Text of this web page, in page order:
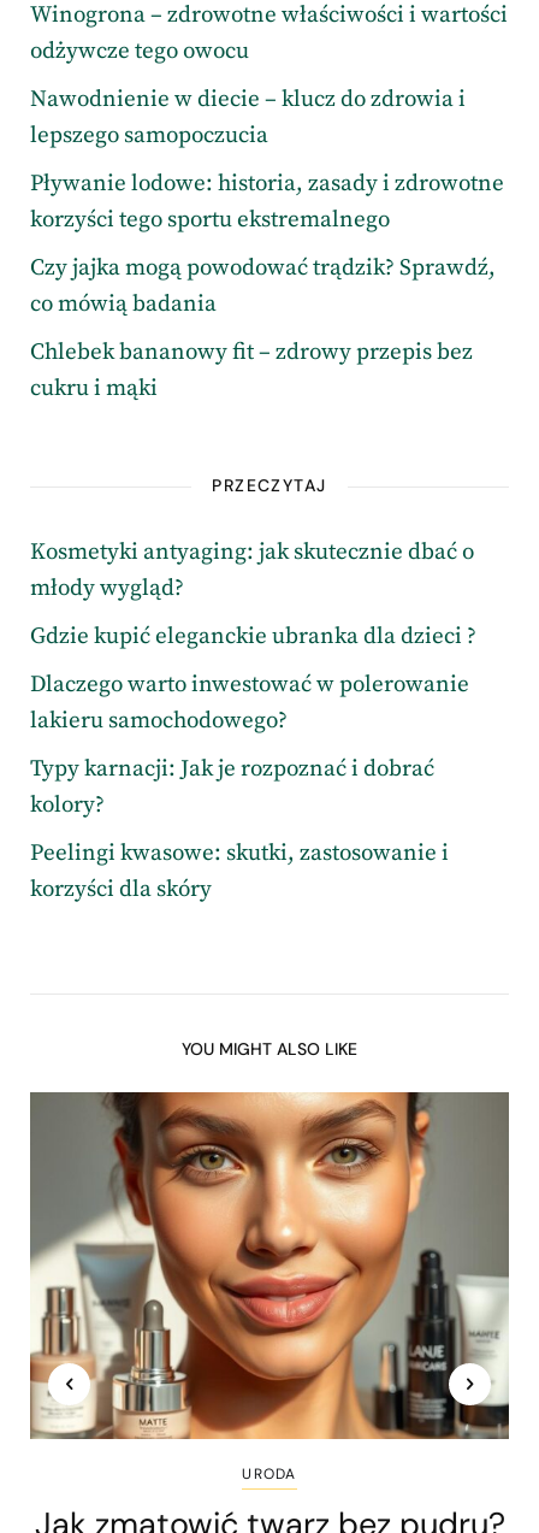
Winogrona – zdrowotne właściwości i wartości
odżywcze tego owocu
Nawodnienie w diecie – klucz do zdrowia i
lepszego samopoczucia
Pływanie lodowe: historia, zasady i zdrowotne
korzyści tego sportu ekstremalnego
Czy jajka mogą powodować trądzik? Sprawdź,
co mówią badania
Chlebek bananowy fit – zdrowy przepis bez
cukru i mąki
PRZECZYTAJ
Kosmetyki antyaging: jak skutecznie dbać o
młody wygląd?
Gdzie kupić eleganckie ubranka dla dzieci ?
Dlaczego warto inwestować w polerowanie
lakieru samochodowego?
Typy karnacji: Jak je rozpoznać i dobrać
kolory?
Peelingi kwasowe: skutki, zastosowanie i
korzyści dla skóry
YOU MIGHT ALSO LIKE
URODA
Jak zmatowić twarz bez pudru?